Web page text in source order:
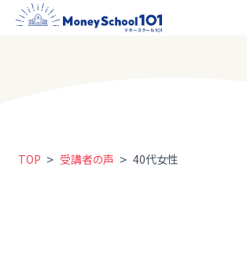
TOP > 受講者の声 > 40代女性